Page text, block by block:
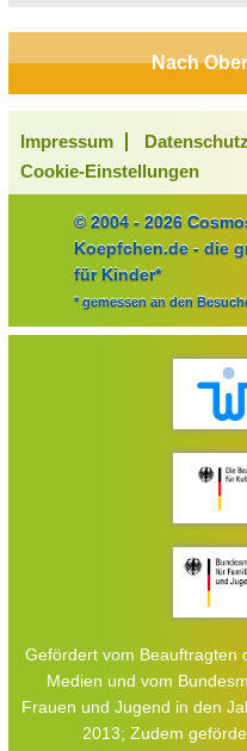
Nach
Impressum
Cookie-Einstellungen
© 2004 - 2026
Koepfchen.de - die
für Kinder*
* gemessen an den
Gefördert vom Beauftragten
Medien und vom
Frauen und Jugend in den
2013; Zudem